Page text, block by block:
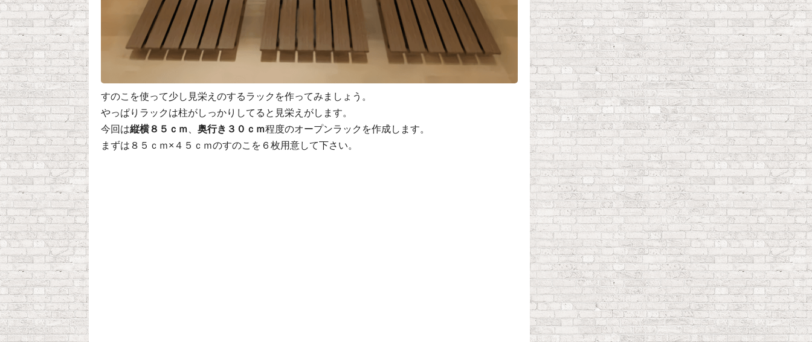
すのこを使って少し見栄えのするラックを作ってみましょう。
やっぱりラックは柱がしっかりしてると見栄えがします。
今回は縦横８５ｃｍ 奥行き３０ｃｍ程度のオープンラックを作成します。
まずは８５ｃｍ×４５ｃｍのすのこを６枚用意して下さい。